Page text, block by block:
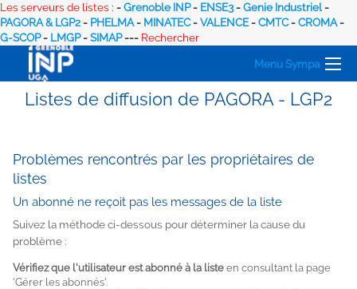
Les serveurs de listes : -Grenoble INP- ENSE3-Genie Industriel-
PAGORA & LGP2- PHELMA- MINATEC-VALENCE-CMTC-CROMA-
G-SCOP- LMGP-SIMAP--- Rechercher
Menu Sympa
Listes de diffusion de PAGORA - LGP2
Problèmes rencontrés par les propriétaires de
listes
Un abonné ne reçoit pas les messages de la liste
Suivez la méthode ci-dessous pour déterminer la cause du
problème :
Vérifiez que l'utilisateur est abonné à la liste en consultant la page
'Gérer les abonnés'.